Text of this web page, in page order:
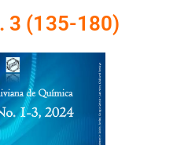
3 (135-180)